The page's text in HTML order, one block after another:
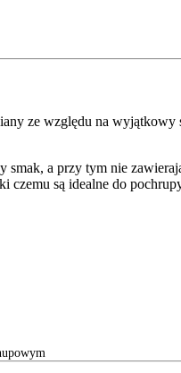
ze względu na wyjątkowy
smak, a przy tym nie
czemu są idealne do